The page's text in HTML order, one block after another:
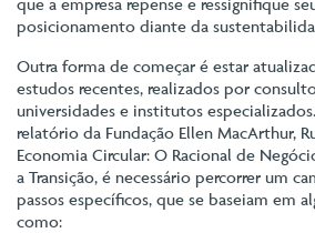
posicionamento diante da
Outra forma de começar é estar
estudos recentes, realizados por
universidades e institutos
relatório da Fundação Ellen MacArthur,
Economia Circular: O Racional de
a Transição, é necessário percorrer um
passos específicos, que se baseiam em
como: